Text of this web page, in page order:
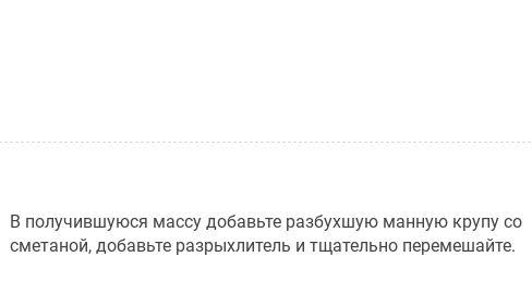
В получившуюся массу добавьте разбухшую манную крупу со
сметаной, добавьте разрыхлитель и тщательно перемешайте.